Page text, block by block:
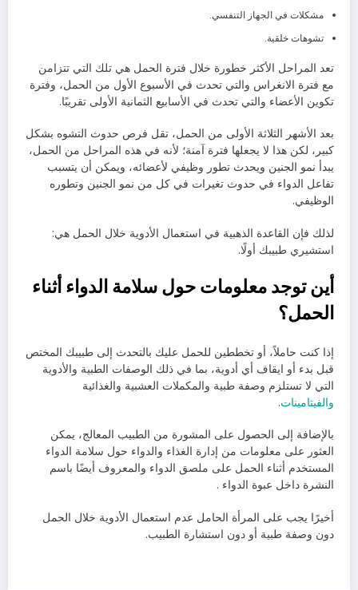
مشكلات في الجهاز التنفسي.
تشوهات خلقية.
تعد المراحل الأكثر خطورة خلال فترة الحمل هي تلك التي تتزامن
مع فترة الانغراس والتي تحدث في الأسبوع الأول من الحمل، وفترة
تكوين الأعضاء والتي تحدث في الأسابيع الثمانية الأولى تقريبًا.
بعد الأشهر الثلاثة الأولى من الحمل، تقل فرص حدوث التشوه بشكل
كبير، لكن هذا لا يجعلها فترة آمنة؛ لأنه في هذه المراحل من الحمل،
يبدأ نمو الجنين ويحدث تطور وظيفي لأعضائه، ويمكن أن يتسبب
تفاعل الدواء في حدوث تغيرات في كل من نمو الجنين وتطوره
الوظيفي.
لذلك فإن القاعدة الذهبية في استعمال الأدوية خلال الحمل هي:
استشيري طبيبك أولًا.
أين توجد معلومات حول سلامة الدواء أثناء
الحمل؟
إذا كنت حاملاً، أو تخططين للحمل عليك بالتحدث إلى طبيبك المختص
قبل بدء أو ايقاف أي أدوية، بما في ذلك الوصفات الطبية والأدوية
التي لا تستلزم وصفة طبية والمكملات العشبية والغذائية
والفيتامينات.
بالإضافة إلى الحصول على المشورة من الطبيب المعالج، يمكن
العثور على معلومات من إدارة الغذاء والدواء حول سلامة الدواء
المستخدم أثناء الحمل على ملصق الدواء والمعروف أيضًا باسم
النشرة داخل عبوة الدواء .
أخيرًا يجب على المرأة الحامل عدم استعمال الأدوية خلال الحمل
دون وصفة طبية أو دون استشارة الطبيب.